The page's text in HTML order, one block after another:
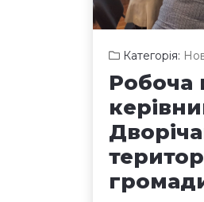
Категорія:
Робоча